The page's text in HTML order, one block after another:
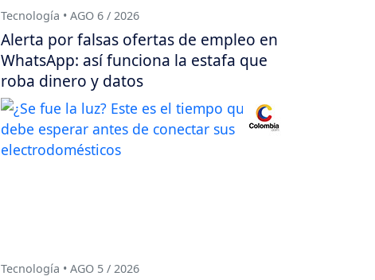
Tecnología • AGO 6 / 2026
Alerta por falsas ofertas de empleo en
WhatsApp: así funciona la estafa que
roba dinero y datos
Tecnología • AGO 5 / 2026